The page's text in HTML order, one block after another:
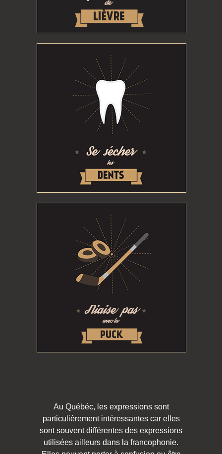
Au Québéc, les expressions sont
particulièrement intéressantes car elles
sont souvent différentes des expressions
utilisées ailleurs dans la francophonie.